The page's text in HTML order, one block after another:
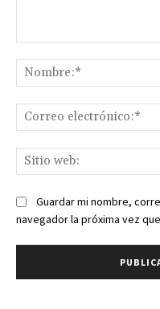
Guardar mi nombre,
navegador la próxima vez